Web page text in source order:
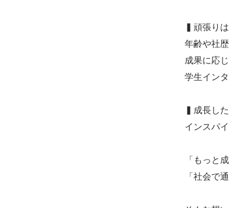
▍頑張り
年齢や社
成果に応
学生イン
▍成長し
インスパ
「もっと
「社会で